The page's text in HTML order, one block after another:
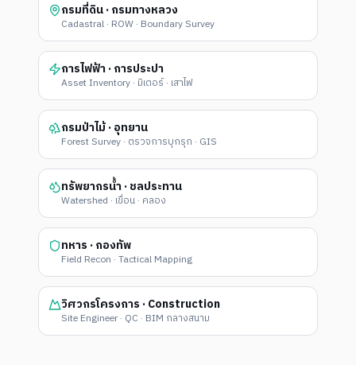
กรมที่ดิน · กรมทางหลวง
Cadastral · ROW · Boundary Survey
การไฟฟ้า · การประปา
Asset Inventory · มิเตอร์ · เสาไฟ
กรมป่าไม้ · อุทยาน
Forest Survey · ตรวจการบุกรุก · GIS
ทรัพยากรน้ำ · ชลประทาน
Watershed · เขื่อน · คลอง
ทหาร · กองทัพ
Field Recon · Tactical Mapping
วิศวกรโครงการ · Construction
Site Engineer · QC · BIM กลางสนาม